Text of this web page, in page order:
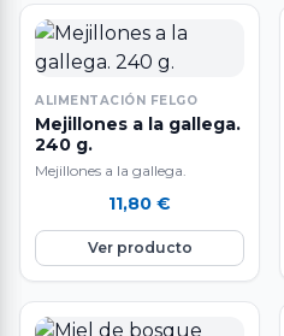
ALIMENTACIÓN FELGO
Mejillones a la gallega.
240 g.
Mejillones a la gallega.
11,80 €
Ver producto